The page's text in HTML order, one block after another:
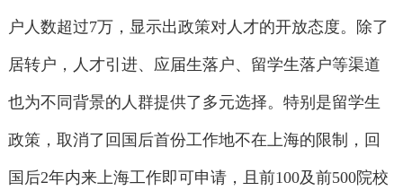
户人数超过7万，显示出政策对人才的开放态度。除了
居转户，人才引进、应届生落户、留学生落户等渠道
也为不同背景的人群提供了多元选择。特别是留学生
政策，取消了回国后首份工作地不在上海的限制，回
国后2年内来上海工作即可申请，且前100及前500院校